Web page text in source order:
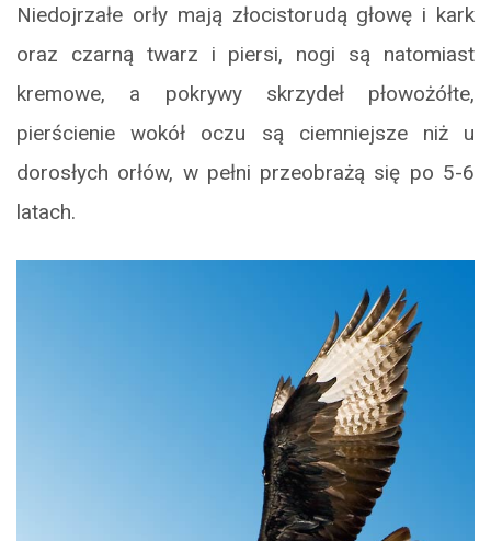
Niedojrzałe orły mają złocistorudą głowę i kark
oraz czarną twarz i piersi, nogi są natomiast
kremowe, a pokrywy skrzydeł płowożółte,
pierścienie wokół oczu są ciemniejsze niż u
dorosłych orłów, w pełni przeobrażą się po 5-6
latach.